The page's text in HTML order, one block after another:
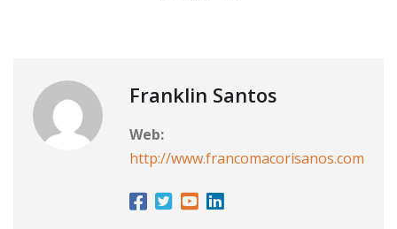
Franklin Santos
Web:
http://www.francomacorisanos.com